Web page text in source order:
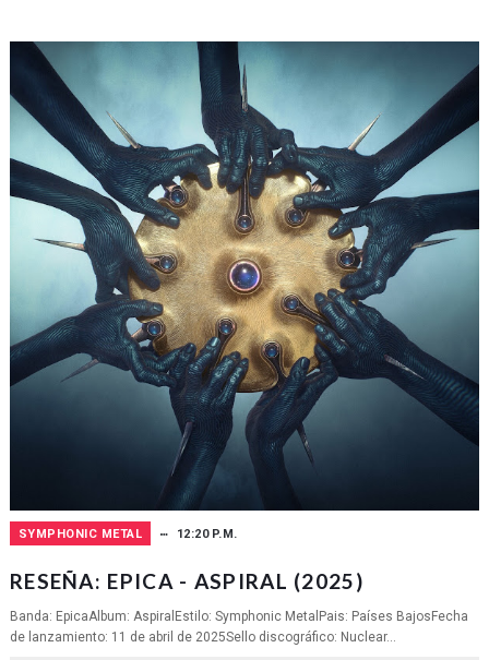
SYMPHONIC METAL 12:20 P.M.
RESEÑA: EPICA - ASPIRAL (2025)
Banda: EpicaAlbum: AspiralEstilo: Symphonic MetalPais: Países BajosFecha
de lanzamiento: 11 de abril de 2025Sello discográfico: Nuclear...